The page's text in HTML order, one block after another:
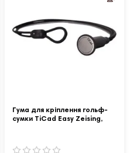
Гума для кріплення гольф-
сумки TiCad Easy Zeising,